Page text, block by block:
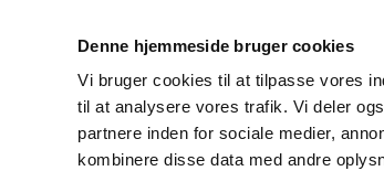
Denne hjemmeside bruger cookies
Vi bruger cookies til at tilpasse vores
til at analysere vores trafik. Vi deler
partnere inden for sociale medier,
kombinere disse data med andre